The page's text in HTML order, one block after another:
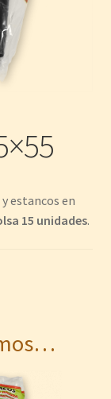
estancos en
15 unidades.